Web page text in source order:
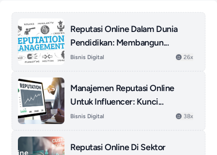
Reputasi Online Dalam Dunia
Pendidikan: Membangun...
Bisnis Digital 26x
Manajemen Reputasi Online
Untuk Influencer: Kunci...
Bisnis Digital 38x
Reputasi Online Di Sektor